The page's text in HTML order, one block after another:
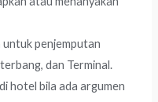
penjemputan
dan Terminal.
hotel bila ada argumen